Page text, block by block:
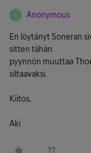
A Anonymous
En löytänyt Soneran
sitten tähän
pyynnön muuttaa
siltaavaksi.
Kiitos,
Aki